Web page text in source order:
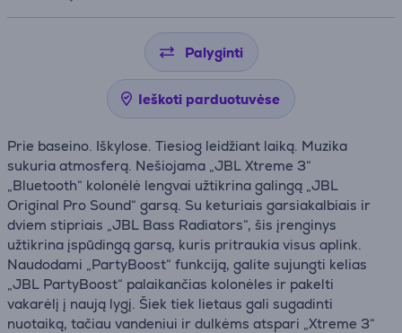
Palyginti
Ieškoti parduotuvėse
Prie baseino. Iškylose. Tiesiog leidžiant laiką. Muzika
sukuria atmosferą. Nešiojama „JBL Xtreme 3“
„Bluetooth“ kolonėlė lengvai užtikrina galingą „JBL
Original Pro Sound“ garsą. Su keturiais garsiakalbiais ir
dviem stipriais „JBL Bass Radiators“, šis įrenginys
užtikrina įspūdingą garsą, kuris pritraukia visus aplink.
Naudodami „PartyBoost“ funkciją, galite sujungti kelias
„JBL PartyBoost“ palaikančias kolonėles ir pakelti
vakarėlį į naują lygį. Šiek tiek lietaus gali sugadinti
nuotaiką, tačiau vandeniui ir dulkėms atspari „Xtreme 3“